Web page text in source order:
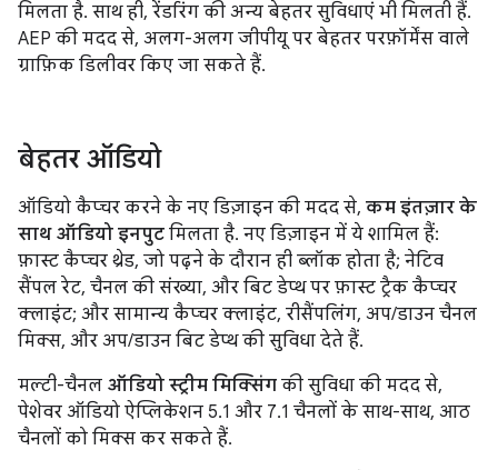
मिलता है. साथ ही, रेंडरिंग की अन्य बेहतर सुविधाएं भी मिलती हैं.
AEP की मदद से, अलग-अलग जीपीयू पर बेहतर परफ़ॉर्मेंस वाले
ग्राफ़िक डिलीवर किए जा सकते हैं.
बेहतर ऑडियो
ऑडियो कैप्चर करने के नए डिज़ाइन की मदद से, कम इंतज़ार के
साथ ऑडियो इनपुट मिलता है. नए डिज़ाइन में ये शामिल हैं:
फ़ास्ट कैप्चर थ्रेड, जो पढ़ने के दौरान ही ब्लॉक होता है; नेटिव
सैंपल रेट, चैनल की संख्या, और बिट डेप्थ पर फ़ास्ट ट्रैक कैप्चर
क्लाइंट; और सामान्य कैप्चर क्लाइंट, रीसैंपलिंग, अप/डाउन चैनल
मिक्स, और अप/डाउन बिट डेप्थ की सुविधा देते हैं.
मल्टी-चैनल ऑडियो स्ट्रीम मिक्सिंग की सुविधा की मदद से,
पेशेवर ऑडियो ऐप्लिकेशन 5.1 और 7.1 चैनलों के साथ-साथ, आठ
चैनलों को मिक्स कर सकते हैं.